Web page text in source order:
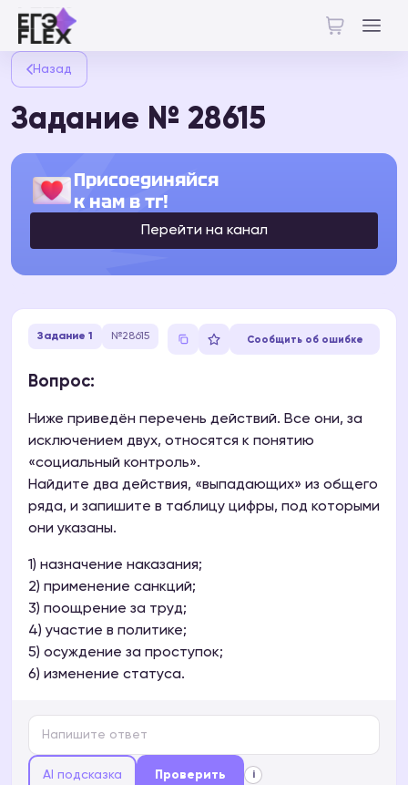
Назад
Задание № 28615
Присоединяйся
к нам в тг!
Перейти на канал
Задание 1 №28615 Сообщить об ошибке
Вопрос:
Ниже приведён перечень действий. Все они, за
исключением двух, относятся к понятию
«социальный контроль».
Найдите два действия, «выпадающих» из общего
ряда, и запишите в таблицу цифры, под которыми
они указаны.
1) назначение наказания;
2) применение санкций;
3) поощрение за труд;
4) участие в политике;
5) осуждение за проступок;
6) изменение статуса.
AI подсказка Проверить i